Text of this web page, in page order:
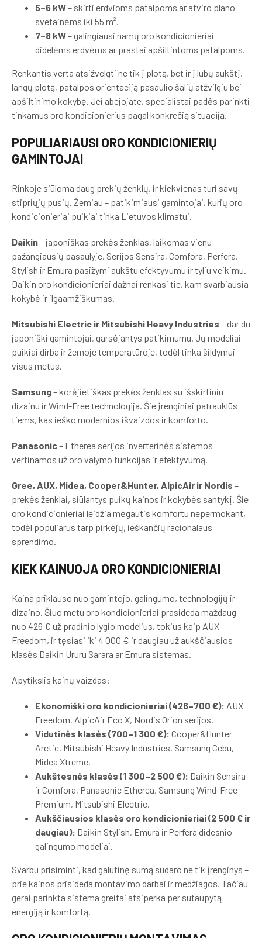
5–6 kW– skirti erdvioms patalpoms ar atviro plano
svetainėms iki 55 m².
7–8 kW– galingiausi namų oro kondicionieriai
didelėms erdvėms ar prastai apšiltintoms patalpoms.
Renkantis verta atsižvelgti ne tik į plotą, bet ir į lubų aukštį,
langų plotą, patalpos orientaciją pasaulio šalių atžvilgiu bei
apšiltinimo kokybę. Jei abejojate, specialistai padės parinkti
tinkamus oro kondicionierius pagal konkrečią situaciją.
POPULIARIAUSI ORO KONDICIONIERIŲ
GAMINTOJAI
Rinkoje siūloma daug prekių ženklų, ir kiekvienas turi savų
stipriųjų pusių. Žemiau – patikimiausi gamintojai, kurių oro
kondicionieriai puikiai tinka Lietuvos klimatui.
Daikin– japoniškas prekės ženklas, laikomas vienu
pažangiausių pasaulyje. Serijos Sensira, Comfora, Perfera,
Stylish ir Emura pasižymi aukštu efektyvumu ir tyliu veikimu.
Daikin oro kondicionieriai dažnai renkasi tie, kam svarbiausia
kokybė ir ilgaamžiškumas.
Mitsubishi Electric ir Mitsubishi Heavy Industries – dar du
japoniški gamintojai, garsėjantys patikimumu. Jų modeliai
puikiai dirba ir žemoje temperatūroje, todėl tinka šildymui
visus metus.
Samsung– korėjietiškas prekės ženklas su išskirtiniu
dizainu ir Wind-Free technologija. Šie įrenginiai patrauklūs
tiems, kas ieško modernios išvaizdos ir komforto.
Panasonic– Etherea serijos inverterinės sistemos
vertinamos už oro valymo funkcijas ir efektyvumą.
Gree, AUX, Midea, Cooper&Hunter, AlpicAir ir Nordis –
prekės ženklai, siūlantys puikų kainos ir kokybės santykį. Šie
oro kondicionieriai leidžia mėgautis komfortu nepermokant,
todėl populiarūs tarp pirkėjų, ieškančių racionalaus
sprendimo.
KIEK KAINUOJA ORO KONDICIONIERIAI
Kaina priklauso nuo gamintojo, galingumo, technologijų ir
dizaino. Šiuo metu oro kondicionieriai prasideda maždaug
nuo 426 € už pradinio lygio modelius, tokius kaip AUX
Freedom, ir tęsiasi iki 4 000 € ir daugiau už aukščiausios
klasės Daikin Ururu Sarara ar Emura sistemas.
Apytikslis kainų vaizdas:
Ekonomiški oro kondicionieriai (426–700 €): AUX
Freedom, AlpicAir Eco X, Nordis Orion serijos.
Vidutinės klasės (700–1 300 €): Cooper&Hunter
Arctic, Mitsubishi Heavy Industries, Samsung Cebu,
Midea Xtreme.
Aukštesnės klasės (1 300–2 500 €): Daikin Sensira
ir Comfora, Panasonic Etherea, Samsung Wind-Free
Premium, Mitsubishi Electric.
Aukščiausios klasės oro kondicionieriai (2 500 € ir
daugiau): Daikin Stylish, Emura ir Perfera didesnio
galingumo modeliai.
Svarbu prisiminti, kad galutinę sumą sudaro ne tik įrenginys –
prie kainos prisideda montavimo darbai ir medžiagos. Tačiau
gerai parinkta sistema greitai atsiperka per sutaupytą
energiją ir komfortą.